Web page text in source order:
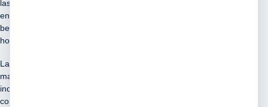
las isoflavonas de soya son compuestos naturales que se
encuentran en la soya y que han demostrado tener efectos
beneficiosos para la salud, especialmente en el equilibrio
hormonal.
La combinación de camote silvestre con isoflavonas de soya de la
marca Shelo Nabel es única, ya que aprovecha las propiedades
individuales de cada ingrediente para potenciar sus beneficios en
conjunto.